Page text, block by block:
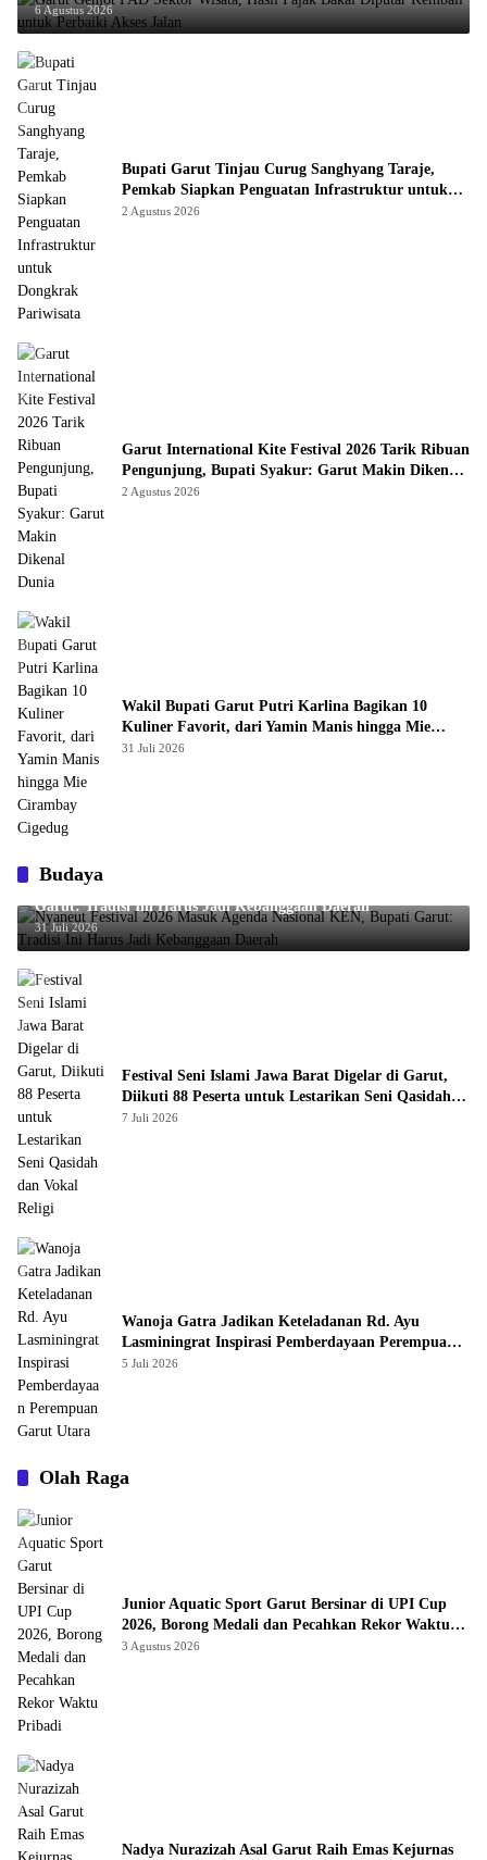
6 Agustus 2026
Bupati Garut Tinjau Curug Sanghyang Taraje,
Pemkab Siapkan Penguatan Infrastruktur untuk
Dongkrak Pariwisata
2 Agustus 2026
Garut International Kite Festival 2026 Tarik Ribuan
Pengunjung, Bupati Syakur: Garut Makin Dikenal
Dunia
2 Agustus 2026
Wakil Bupati Garut Putri Karlina Bagikan 10
Kuliner Favorit, dari Yamin Manis hingga Mie
Cirambay Cigedug
31 Juli 2026
Budaya
Nyaneut Festival 2026 Masuk Agenda Nasional KEN, Bupati
Garut: Tradisi Ini Harus Jadi Kebanggaan Daerah
31 Juli 2026
Festival Seni Islami Jawa Barat Digelar di Garut,
Diikuti 88 Peserta untuk Lestarikan Seni Qasidah
dan Vokal Religi
7 Juli 2026
Wanoja Gatra Jadikan Keteladanan Rd. Ayu
Lasminingrat Inspirasi Pemberdayaan Perempuan
Garut Utara
5 Juli 2026
Olah Raga
Junior Aquatic Sport Garut Bersinar di UPI Cup
2026, Borong Medali dan Pecahkan Rekor Waktu
Pribadi
3 Agustus 2026
Nadya Nurazizah Asal Garut Raih Emas Kejurnas